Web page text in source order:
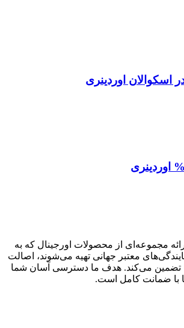
مجموعه‌ای از محصولات اورجینال که به
معتبر جهانی تهیه می‌شوند، اصالت
تضمین می‌کند. هدف ما دسترسی آسان شما
با ضمانت کامل است.